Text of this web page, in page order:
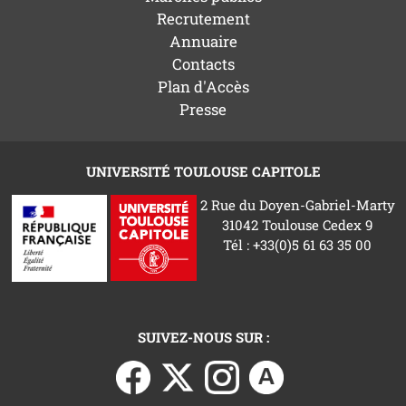
Recrutement
Annuaire
Contacts
Plan d'Accès
Presse
UNIVERSITÉ TOULOUSE CAPITOLE
2 Rue du Doyen-Gabriel-Marty
31042 Toulouse Cedex 9
Tél : +33(0)5 61 63 35 00
SUIVEZ-NOUS SUR :